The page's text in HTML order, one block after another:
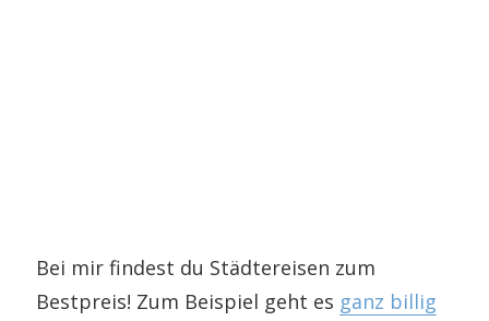
Bei mir findest du Städtereisen zum
Bestpreis! Zum Beispiel geht es ganz billig